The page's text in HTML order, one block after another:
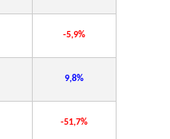
-5,9%
9,8%
-51,7%